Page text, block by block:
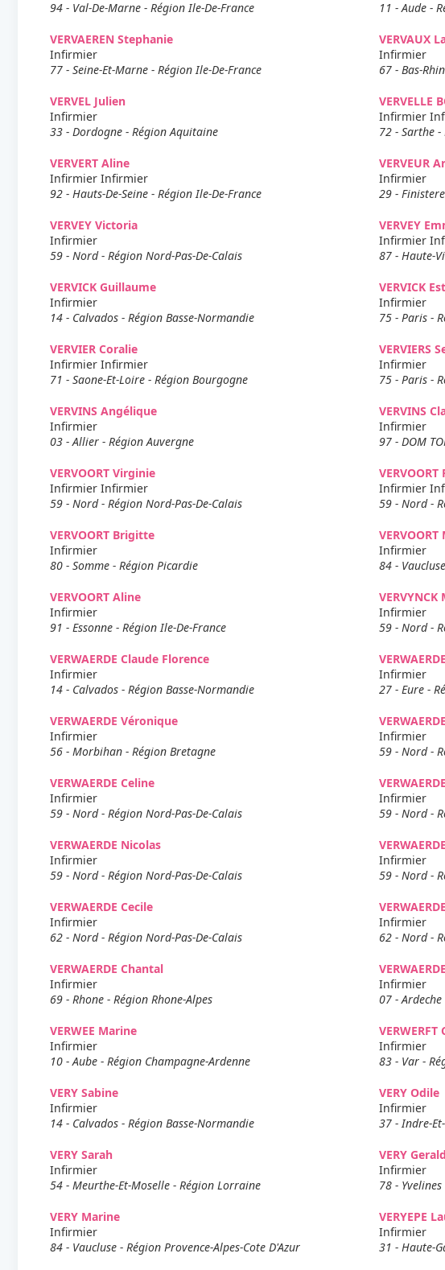
94 - Val-De-Marne - Région Ile-De-France
11 - Aude -
VERVAEREN Stephanie
Infirmier
77 - Seine-Et-Marne - Région Ile-De-France
VERVAUX
Infirmier
67 - Bas-
VERVEL Julien
Infirmier
33 - Dordogne - Région Aquitaine
VERVELLE
Infirmier
72 - Sarthe -
VERVERT Aline
Infirmier Infirmier
92 - Hauts-De-Seine - Région Ile-De-France
VERVEUR
Infirmier
29 -
VERVEY Victoria
Infirmier
59 - Nord - Région Nord-Pas-De-Calais
VERVEY
Infirmier
87 - Haute-
VERVICK Guillaume
Infirmier
14 - Calvados - Région Basse-Normandie
VERVICK
Infirmier
75 - Paris -
VERVIER Coralie
Infirmier Infirmier
71 - Saone-Et-Loire - Région Bourgogne
VERVIERS
Infirmier
75 - Paris -
VERVINS Angélique
Infirmier
03 - Allier - Région Auvergne
VERVINS
Infirmier
97 - DOM
VERVOORT Virginie
Infirmier Infirmier
59 - Nord - Région Nord-Pas-De-Calais
Infirmier
59 - Nord -
VERVOORT Brigitte
Infirmier
80 - Somme - Région Picardie
Infirmier
84 -
VERVOORT Aline
Infirmier
91 - Essonne - Région Ile-De-France
VERVYNCK
Infirmier
59 - Nord -
VERWAERDE Claude Florence
Infirmier
14 - Calvados - Région Basse-Normandie
Infirmier
27 - Eure -
VERWAERDE Véronique
Infirmier
56 - Morbihan - Région Bretagne
Infirmier
59 - Nord -
VERWAERDE Celine
Infirmier
59 - Nord - Région Nord-Pas-De-Calais
Infirmier
59 - Nord -
VERWAERDE Nicolas
Infirmier
59 - Nord - Région Nord-Pas-De-Calais
Infirmier
59 - Nord -
VERWAERDE Cecile
Infirmier
62 - Nord - Région Nord-Pas-De-Calais
Infirmier
62 - Nord -
VERWAERDE Chantal
Infirmier
69 - Rhone - Région Rhone-Alpes
Infirmier
07 - Ardeche
VERWEE Marine
Infirmier
10 - Aube - Région Champagne-Ardenne
VERWERFT
Infirmier
83 - Var -
VERY Sabine
Infirmier
14 - Calvados - Région Basse-Normandie
VERY Odile
Infirmier
37 - Indre-
VERY Sarah
Infirmier
54 - Meurthe-Et-Moselle - Région Lorraine
VERY
Infirmier
78 -
VERY Marine
Infirmier
84 - Vaucluse - Région Provence-Alpes-Cote D'Azur
VERYEPE
Infirmier
31 - Haute-